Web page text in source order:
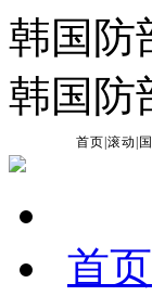
韩国防
韩国防
首页 |滚动
首页